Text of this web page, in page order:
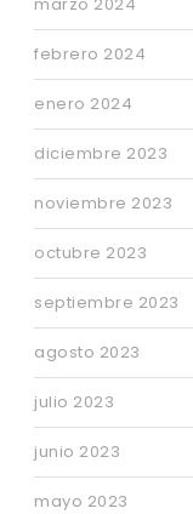
febrero 2024
enero 2024
diciembre 2023
noviembre 2023
octubre 2023
septiembre 2023
agosto 2023
julio 2023
junio 2023
mayo 2023